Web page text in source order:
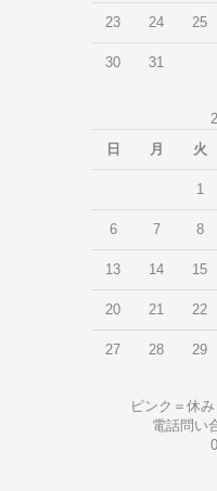
23 24 25
30 31
日
月 火
1
6 7 8
13 14 15
20 21 22
27 28 29
ピンク＝休
電話問い